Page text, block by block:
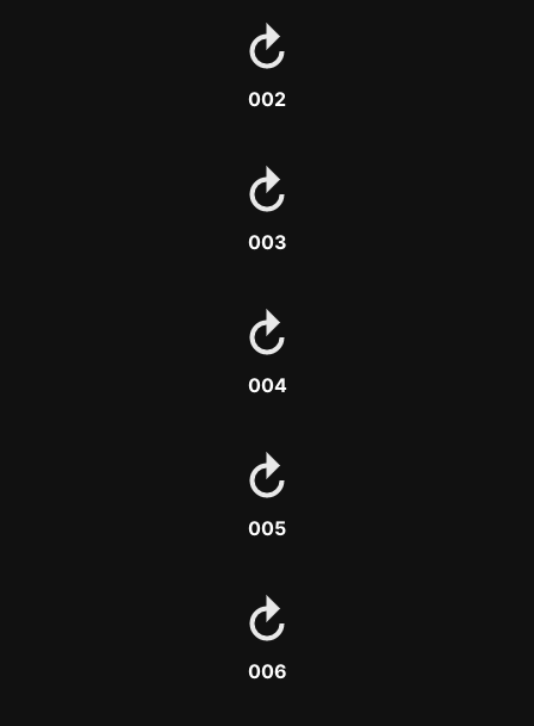
002
003
004
005
006